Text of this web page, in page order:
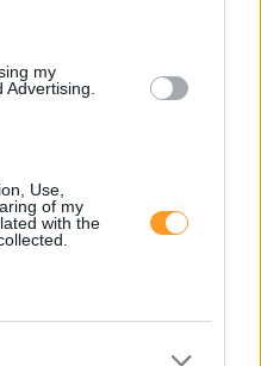
my
Use,
of my
with the